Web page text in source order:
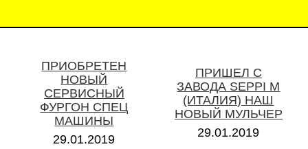
ПРИОБРЕТЕН
НОВЫЙ
СЕРВИСНЫЙ
ФУРГОН СПЕЦ
МАШИНЫ
29.01.2019
ПРИШЕЛ С
ЗАВОДА SEPPI M
(ИТАЛИЯ) НАШ
НОВЫЙ МУЛЬЧЕР
29.01.2019